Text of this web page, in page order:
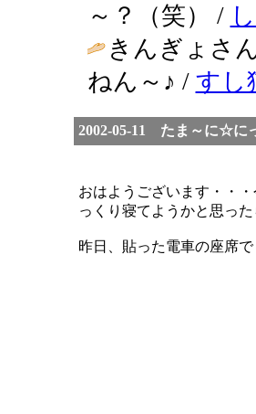
～？（笑） /
きんぎょさ
ねん～♪ / すし
2002-05-11 たま～に☆に
おはようございます・・
っくり寝てようかと思っ
昨日、貼った電車の座席で